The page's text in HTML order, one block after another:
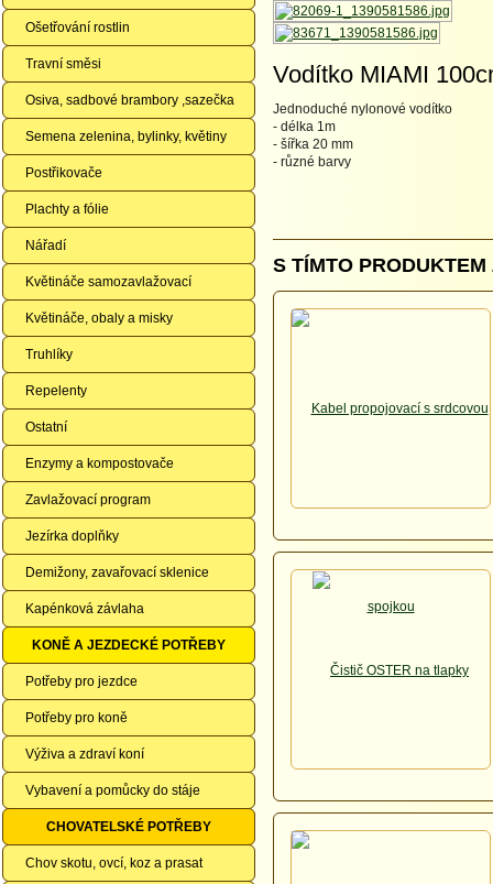
Ošetřování rostlin
Travní směsi
Osiva, sadbové brambory ,sazečka
Semena zelenina, bylinky, květiny
Postřikovače
Plachty a fólie
Nářadí
Květináče samozavlažovací
Květináče, obaly a misky
Truhlíky
Repelenty
Ostatní
Enzymy a kompostovače
Zavlažovací program
Jezírka doplňky
Demižony, zavařovací sklenice
Kapénková závlaha
KONĚ A JEZDECKÉ POTŘEBY
Potřeby pro jezdce
Potřeby pro koně
Výživa a zdraví koní
Vybavení a pomůcky do stáje
CHOVATELSKÉ POTŘEBY
Chov skotu, ovcí, koz a prasat
Vodítko MIAMI
Jednoduché nylonové vodítko
- délka 1m
- šířka 20 mm
- různé barvy
S TÍMTO